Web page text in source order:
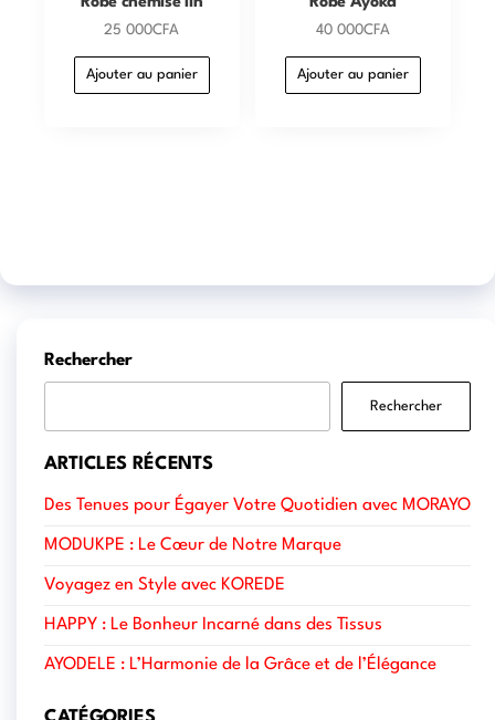
25 000CFA
Ajouter au panier
40 000CFA
Ajouter au panier
Rechercher
Rechercher
ARTICLES RÉCENTS
Des Tenues pour Égayer Votre Quotidien avec MORAYO
MODUKPE : Le Cœur de Notre Marque
Voyagez en Style avec KOREDE
HAPPY : Le Bonheur Incarné dans des Tissus
AYODELE : L’Harmonie de la Grâce et de l’Élégance